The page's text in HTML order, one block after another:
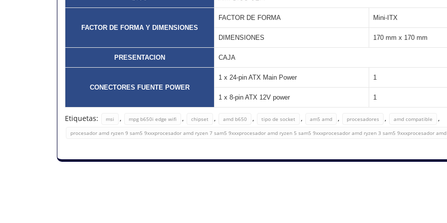
FACTOR DE FORMA Y DIMENSIONES
FACTOR DE FORMA Mini-ITX
DIMENSIONES 170 mm x 170 mm
PRESENTACION CAJA
CONECTORES FUENTE POWER
1 x 24-pin ATX Main Power 1
1 x 8-pin ATX 12V power 1
Etiquetas: msi , mpg b650i edge wifi , chipset , amd b650 , tipo de socket , am5 amd , procesadores , amd compatible ,
procesador amd ryzen 9 sam5 9xxxprocesador amd ryzen 7 sam5 9xxxprocesador amd ryzen 5 sam5 9xxxprocesador amd ryzen 3 sam5 9xxxprocesador